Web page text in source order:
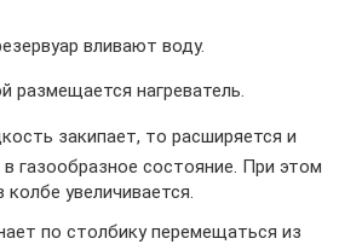
вливают воду.
размещается нагреватель.
закипает, то расширяется и
газообразное состояние. При этом
колбе увеличивается.
по столбику перемещаться из